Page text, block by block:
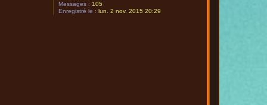
Messages : 105
Enregistré le : lun. 2 nov. 2015 20:29